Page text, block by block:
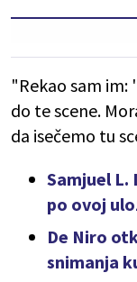
"Rekao sam
do te scene.
da isečemo tu
Samjuel L.
po ovoj
De Niro
snimanja